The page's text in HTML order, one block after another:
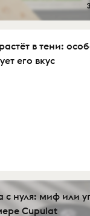
в тени:
его вкус
с нуля: миф или
Cupulat